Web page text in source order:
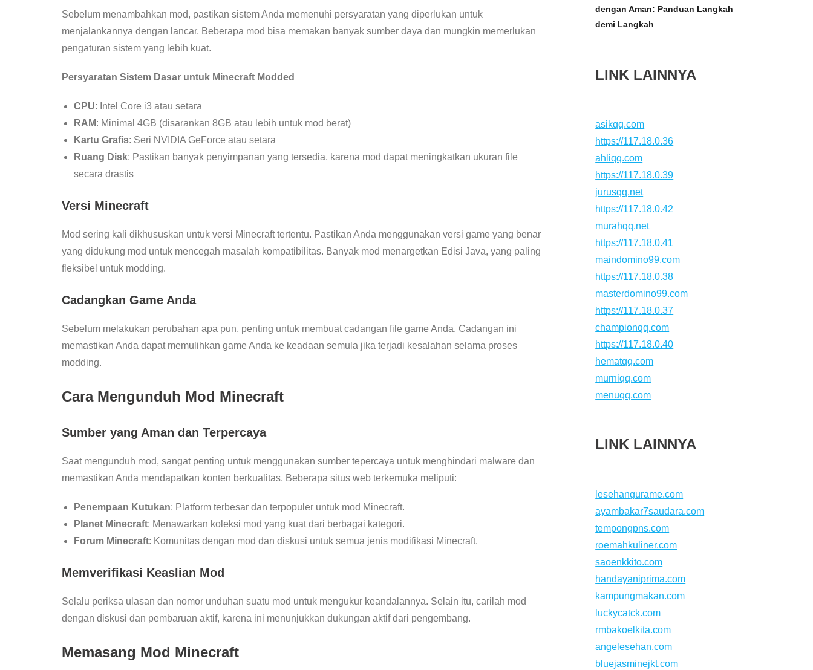
Sebelum menambahkan mod, pastikan sistem Anda memenuhi persyaratan yang diperlukan untuk
menjalankannya dengan lancar. Beberapa mod bisa memakan banyak sumber daya dan mungkin memerlukan
pengaturan sistem yang lebih kuat.
Persyaratan Sistem Dasar untuk Minecraft Modded
CPU: Intel Core i3 atau setara
RAM: Minimal 4GB (disarankan 8GB atau lebih untuk mod berat)
Kartu Grafis: Seri NVIDIA GeForce atau setara
Ruang Disk: Pastikan banyak penyimpanan yang tersedia, karena mod dapat meningkatkan ukuran file
secara drastis
Versi Minecraft
Mod sering kali dikhususkan untuk versi Minecraft tertentu. Pastikan Anda menggunakan versi game yang benar
yang didukung mod untuk mencegah masalah kompatibilitas. Banyak mod menargetkan Edisi Java, yang paling
fleksibel untuk modding.
Cadangkan Game Anda
Sebelum melakukan perubahan apa pun, penting untuk membuat cadangan file game Anda. Cadangan ini
memastikan Anda dapat memulihkan game Anda ke keadaan semula jika terjadi kesalahan selama proses
modding.
Cara Mengunduh Mod Minecraft
Sumber yang Aman dan Terpercaya
Saat mengunduh mod, sangat penting untuk menggunakan sumber tepercaya untuk menghindari malware dan
memastikan Anda mendapatkan konten berkualitas. Beberapa situs web terkemuka meliputi:
Penempaan Kutukan: Platform terbesar dan terpopuler untuk mod Minecraft.
Planet Minecraft: Menawarkan koleksi mod yang kuat dari berbagai kategori.
Forum Minecraft: Komunitas dengan mod dan diskusi untuk semua jenis modifikasi Minecraft.
Memverifikasi Keaslian Mod
Selalu periksa ulasan dan nomor unduhan suatu mod untuk mengukur keandalannya. Selain itu, carilah mod
dengan diskusi dan pembaruan aktif, karena ini menunjukkan dukungan aktif dari pengembang.
Memasang Mod Minecraft
dengan Aman: Panduan Langkah
demi Langkah
LINK LAINNYA
asikqq.com
https://117.18.0.36
ahliqq.com
https://117.18.0.39
jurusqq.net
https://117.18.0.42
murahqq.net
https://117.18.0.41
maindomino99.com
https://117.18.0.38
masterdomino99.com
https://117.18.0.37
championqq.com
https://117.18.0.40
hematqq.com
murniqq.com
menuqq.com
LINK LAINNYA
lesehangurame.com
ayambakar7saudara.com
tempongpns.com
roemahkuliner.com
saoenkkito.com
handayaniprima.com
kampungmakan.com
luckycatck.com
rmbakoelkita.com
angelesehan.com
bluejasminejkt.com